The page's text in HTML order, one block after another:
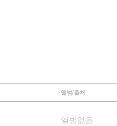
앨범/출처
앨범없음